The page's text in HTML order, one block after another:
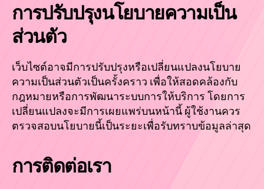
การปรับปรุงนโยบายความเป็น
ส่วนตัว
เว็บไซต์อาจมีการปรับปรุงหรือเปลี่ยนแปลงนโยบาย
ความเป็นส่วนตัวเป็นครั้งคราว เพื่อให้สอดคล้องกับ
กฎหมายหรือการพัฒนาระบบการให้บริการ โดยการ
เปลี่ยนแปลงจะมีการเผยแพร่บนหน้านี้ ผู้ใช้งานควร
ตรวจสอบนโยบายนี้เป็นระยะเพื่อรับทราบข้อมูลล่าสุด
การติดต่อเรา